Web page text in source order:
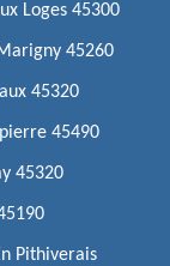
Loges 45300
45260
45320
45490
45320
Pithiverais